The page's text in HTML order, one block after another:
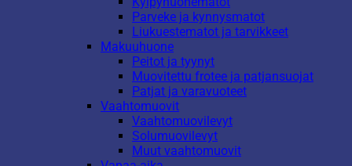
Parveke ja kynnysmatot
Liukuestematot ja tarvikkeet
Makuuhuone
Peitot ja tyynyt
Muovitettu frotee ja patjansuojat
Patjat ja varavuoteet
Vaahtomuovit
Vaahtomuovilevyt
Solumuovilevyt
Muut vaahtomuovit